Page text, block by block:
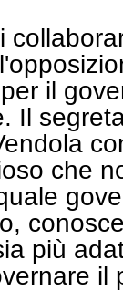
il
Il
che
più
il